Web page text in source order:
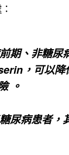
期、非糖尿
，可以降
。
尿病患者，